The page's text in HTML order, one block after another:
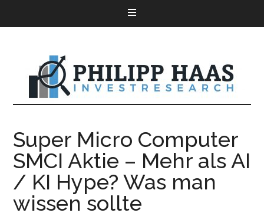
Super Micro Computer
SMCI Aktie – Mehr als AI
/ KI Hype? Was man
wissen sollte